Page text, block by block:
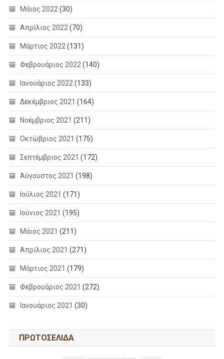
Μάιος 2022 (30)
Απρίλιος 2022 (70)
Μάρτιος 2022 (131)
Φεβρουάριος 2022 (140)
Ιανουάριος 2022 (133)
Δεκέμβριος 2021 (164)
Νοέμβριος 2021 (211)
Οκτώβριος 2021 (175)
Σεπτέμβριος 2021 (172)
Αύγουστος 2021 (198)
Ιούλιος 2021 (171)
Ιούνιος 2021 (195)
Μάιος 2021 (211)
Απρίλιος 2021 (271)
Μάρτιος 2021 (179)
Φεβρουάριος 2021 (272)
Ιανουάριος 2021 (30)
ΠΡΩΤΟΣΕΛΙΔΑ